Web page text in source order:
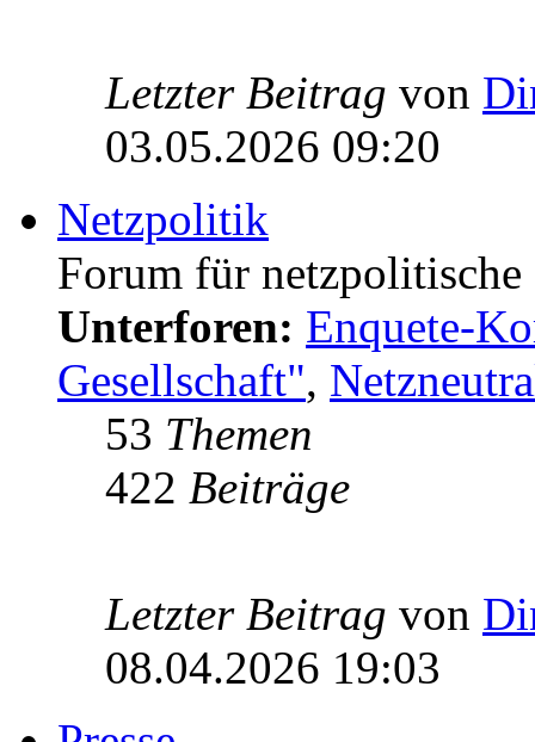
Letzter Beitrag von
03.05.2026 09:20
Netzpolitik
Forum für
Unterforen: Enquete-
Gesellschaft",
53 Themen
422 Beiträge
Letzter Beitrag von
08.04.2026 19:03